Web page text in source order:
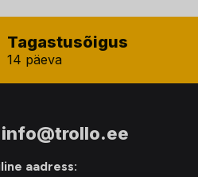
Tagastusõigus
14 päeva
info@trollo.ee
aadress: